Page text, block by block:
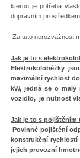
kterou je potřeba
dopravním
Za tuto nerozvážnost
Jak je to s
Elektrokoloběžky
maximální rychlost
kW, jedná se o
vozidlo, je nutnost
Jak je to s pojištěním
Povinné pojištění
konstrukční rychlostí
jejich provozní